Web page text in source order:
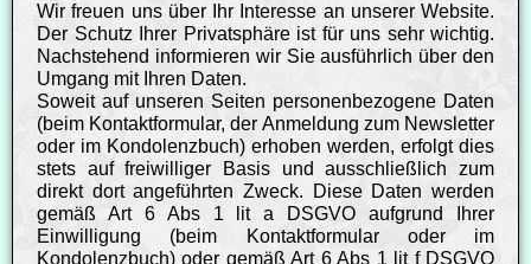
Wir freuen uns über Ihr Interesse an unserer Website.
Der Schutz Ihrer Privatsphäre ist für uns sehr wichtig.
Nachstehend informieren wir Sie ausführlich über den
Umgang mit Ihren Daten.
Soweit auf unseren Seiten personenbezogene Daten
(beim Kontaktformular, der Anmeldung zum Newsletter
oder im Kondolenzbuch) erhoben werden, erfolgt dies
stets auf freiwilliger Basis und ausschließlich zum
direkt dort angeführten Zweck. Diese Daten werden
gemäß Art 6 Abs 1 lit a DSGVO aufgrund Ihrer
Einwilligung (beim Kontaktformular oder im
Kondolenzbuch) oder gemäß Art 6 Abs 1 lit f DSGVO